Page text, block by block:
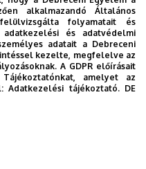
- Élettudományi Központ
alkalmazandó Általános
folyamatait és
és adatvédelmi
adatait a Debreceni
kezelte, megfelelve az
A GDPR előírásait
amelyet az
Adatkezelési tájékoztató. DE